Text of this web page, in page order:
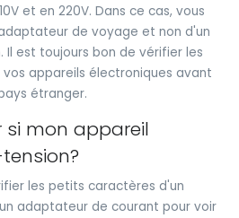
et en 220V. Dans ce cas, vous
de voyage et non d'un
Il est toujours bon de vérifier les
appareils électroniques avant
étranger.
mon appareil
les petits caractères d'un
adaptateur de courant pour voir